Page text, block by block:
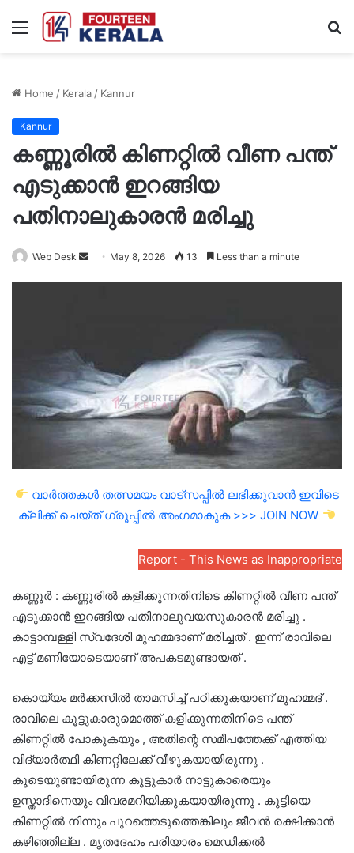
Menu
Home / Kerala/ Kannur
Kannur
കണ്ണൂരിൽ കിണറ്റിൽ വീണ പന്ത്
എടുക്കാൻ ഇറങ്ങിയ
പതിനാലുകാരൻ മരിച്ചു
Web Desk
Send May 8, 2026 13 Less than a minute
വാർത്തകൾ തത്സമയം വാട്സപ്പിൽ ലഭിക്കുവാൻ ഇവിടെ
ക്ലിക്ക് ചെയ്ത് ഗ്രൂപ്പിൽ അംഗമാകുക >>> JOIN NOW
Report - This News as Inappropriate
കണ്ണൂർ : കണ്ണൂരിൽ കളിക്കുന്നതിനിടെ കിണറ്റിൽ വീണ പന്ത്
എടുക്കാൻ ഇറങ്ങിയ പതിനാലുവയസുകാരൻ മരിച്ചു .
കാട്ടാമ്പള്ളി സ്വദേശി മുഹമ്മദാണ് മരിച്ചത് . ഇന്ന് രാവിലെ
എട്ട് മണിയോടെയാണ് അപകടമുണ്ടായത് .
കൊയ്യം മർക്കസിൽ താമസിച്ച് പഠിക്കുകയാണ് മുഹമ്മദ് .
രാവിലെ കൂട്ടുകാരുമൊത്ത് കളിക്കുന്നതിനിടെ പന്ത്
കിണറ്റിൽ പോകുകയും , അതിന്റെ സമീപത്തേക്ക് എത്തിയ
വിദ്യാർത്ഥി കിണറ്റിലേക്ക് വീഴുകയായിരുന്നു .
കൂടെയുണ്ടായിരുന്ന കൂട്ടുകാർ നാട്ടുകാരെയും
ഉസ്താദിനെയും വിവരമറിയിക്കുകയായിരുന്നു . കുട്ടിയെ
കിണറ്റിൽ നിന്നും പുറത്തെടുത്തെങ്കിലും ജീവൻ രക്ഷിക്കാൻ
കഴിഞ്ഞില്ല . മൃതദേഹം പരിയാരം മെഡിക്കൽ